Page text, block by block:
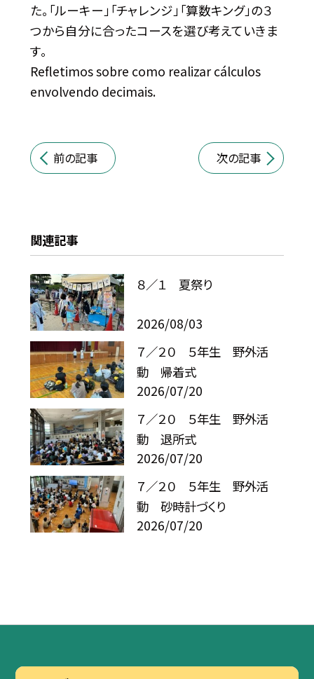
た。「ルーキー」「チャレンジ」「算数キング」の３
つから自分に合ったコースを選び考えていきま
す。
Refletimos sobre como realizar cálculos
envolvendo decimais.
前の記事 次の記事
関連記事
８／１ 夏祭り
2026/08/03
７／２０ ５年生 野外活
動 帰着式
2026/07/20
７／２０ ５年生 野外活
動 退所式
2026/07/20
７／２０ ５年生 野外活
動 砂時計づくり
2026/07/20